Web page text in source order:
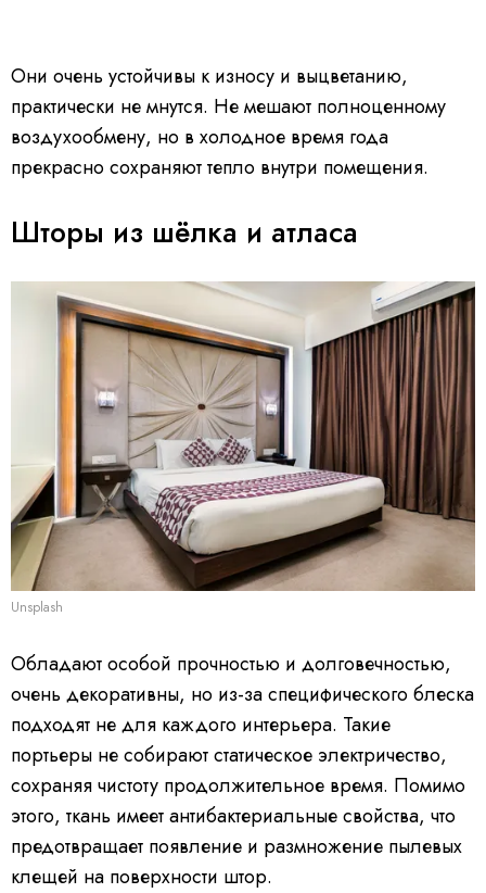
Они очень устойчивы к износу и выцветанию,
практически не мнутся. Не мешают полноценному
воздухообмену, но в холодное время года
прекрасно сохраняют тепло внутри помещения.
Шторы из шёлка и атласа
Unsplash
Обладают особой прочностью и долговечностью,
очень декоративны, но из-за специфического блеска
подходят не для каждого интерьера. Такие
портьеры не собирают статическое электричество,
сохраняя чистоту продолжительное время. Помимо
этого, ткань имеет антибактериальные свойства, что
предотвращает появление и размножение пылевых
клещей на поверхности штор.